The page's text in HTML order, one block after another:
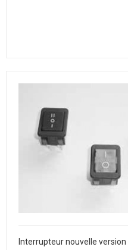
Interrupteur nouvelle version